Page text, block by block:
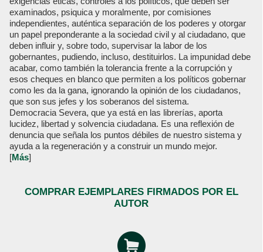
examinados, psiquica y moralmente, por comisiones
independientes, auténtica separación de los poderes y otorgar
un papel preponderante a la sociedad civil y al ciudadano, que
deben influir y, sobre todo, supervisar la labor de los
gobernantes, pudiendo, incluso, destituirlos. La impunidad debe
acabar, como también la tolerancia frente a la corrupción y
esos cheques en blanco que permiten a los políticos gobernar
como les da la gana, ignorando la opinión de los ciudadanos,
que son sus jefes y los soberanos del sistema.
Democracia Severa, que ya está en las librerías, aporta
lucidez, libertad y solvencia ciudadana. Es una reflexión de
denuncia que señala los puntos débiles de nuestro sistema y
ayuda a la regeneración y a construir un mundo mejor.
[Más]
COMPRAR EJEMPLARES FIRMADOS POR EL
AUTOR